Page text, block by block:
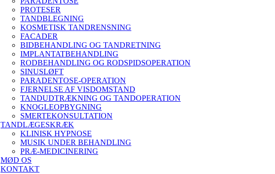
PROTESER
TANDBLEGNING
KOSMETISK TANDRENSNING
FACADER
BIDBEHANDLING OG TANDRETNING
IMPLANTATBEHANDLING
RODBEHANDLING OG RODSPIDSOPERATION
SINUSLØFT
PARADENTOSE-OPERATION
FJERNELSE AF VISDOMSTAND
TANDUDTRÆKNING OG TANDOPERATION
KNOGLEOPBYGNING
SMERTEKONSULTATION
TANDLÆGESKRÆK
KLINISK HYPNOSE
MUSIK UNDER BEHANDLING
PRÆ-MEDICINERING
MØD OS
KONTAKT